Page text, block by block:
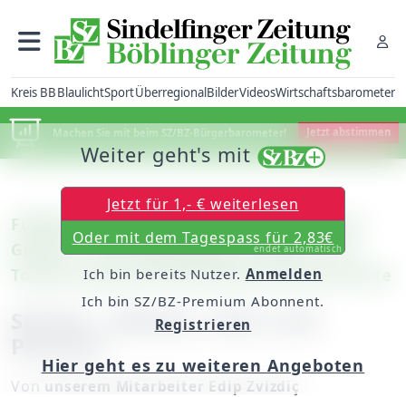
Kreis BBBlaulichtSportÜberregionalBilderVideosWirtschaftsbarometer
Machen Sie mit beim SZ/BZ-Bürgerbarometer! Jetzt abstimmen
Fußball – Verbandsliga: 1. FC Normannia
Gmünd – VfL Sindelfingen 3:0 (2:0) / VfL-
Torwart Eduard Schnell sieht die Rote Karte
Schütt: „Pleiten, Pech und
Von unserem Mitarbeiter Edip Zvizdiç
Weiter geht's mit
Jetzt für 1,- € weiterlesen
Oder mit dem Tagespass für 2,83€
endet automatisch
Ich bin bereits Nutzer. Anmelden
Ich bin SZ/BZ-Premium Abonnent.
Registrieren
Hier geht es zu weiteren Angeboten